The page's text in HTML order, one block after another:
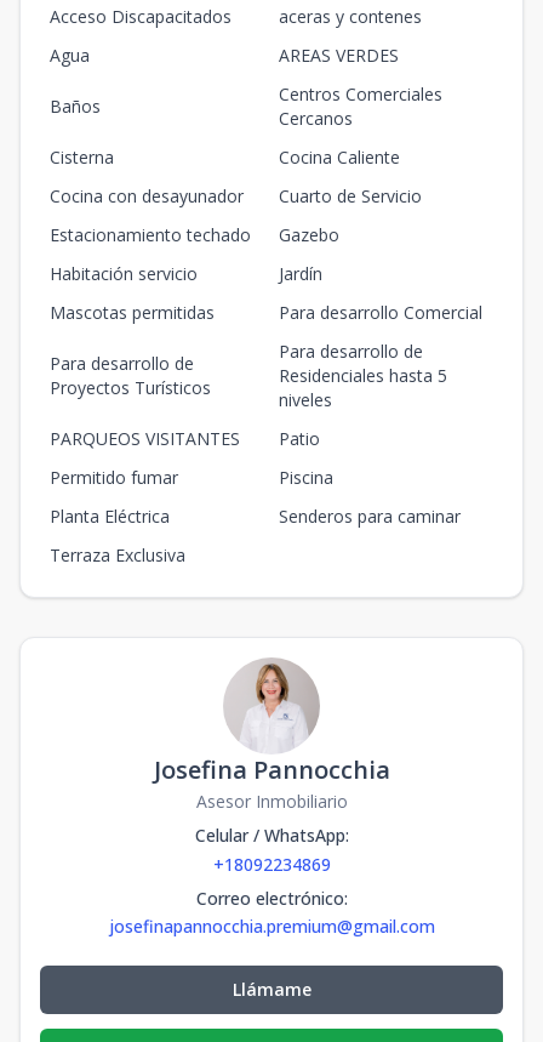
Acceso Discapacitados
aceras y contenes
Agua
AREAS VERDES
Baños
Centros Comerciales
Cercanos
Cisterna
Cocina Caliente
Cocina con desayunador
Cuarto de Servicio
Estacionamiento techado
Gazebo
Habitación servicio
Jardín
Mascotas permitidas
Para desarrollo Comercial
Para desarrollo de
Proyectos Turísticos
Para desarrollo de
Residenciales hasta 5
niveles
PARQUEOS VISITANTES
Patio
Permitido fumar
Piscina
Planta Eléctrica
Senderos para caminar
Terraza Exclusiva
Josefina Pannocchia
Asesor Inmobiliario
Celular / WhatsApp:
+18092234869
Correo electrónico:
josefinapannocchia.premium@gmail.com
Llámame